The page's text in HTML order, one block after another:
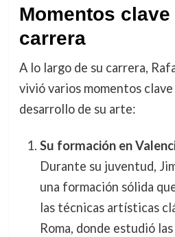
Momentos clave
carrera
A lo largo de su carrera,
vivió varios momentos
desarrollo de su arte:
Su formación en
Durante su juventud,
una formación sólida
las técnicas artísticas
Roma, donde estudió